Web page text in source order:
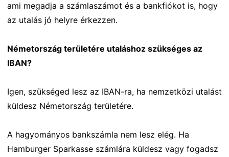
ami megadja a számlaszámot és a bankfiókot is, hogy
az utalás jó helyre érkezzen.
Németország területére utaláshoz szükséges az
IBAN?
Igen, szükséged lesz az IBAN-ra, ha nemzetközi utalást
küldesz Németország területére.
A hagyományos bankszámla nem lesz elég. Ha
Hamburger Sparkasse számlára küldesz vagy fogadsz